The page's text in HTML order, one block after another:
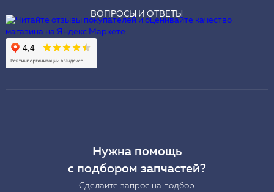
ВОПРОСЫ И ОТВЕТЫ
Нужна помощь
с подбором запчастей?
Сделайте запрос на подбор